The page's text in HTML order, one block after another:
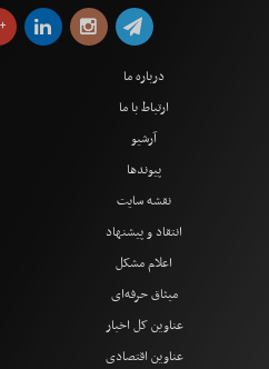
درباره ما
ارتباط با ما
آرشیو
پیوندها
نقشه سایت
انتقاد و پیشنهاد
اعلام مشکل
میثاق حرفه‌ای
عناوین کل اخبار
عناوین اقتصادی